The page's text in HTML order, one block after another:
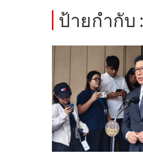
ป้ายกำกับ :